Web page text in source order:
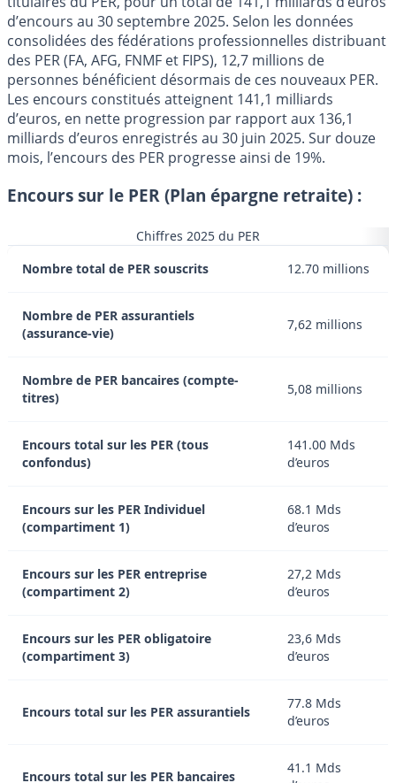
d’encours au 30 septembre 2025. Selon les données
consolidées des fédérations professionnelles distribuant
des PER (FA, AFG, FNMF et FIPS), 12,7 millions de
personnes bénéficient désormais de ces nouveaux PER.
Les encours constitués atteignent 141,1 milliards
d’euros, en nette progression par rapport aux 136,1
milliards d’euros enregistrés au 30 juin 2025. Sur douze
mois, l’encours des PER progresse ainsi de 19%.
Encours sur le PER (Plan épargne retraite) :
Chiffres 2025 du PER
Nombre total de PER souscrits
12.70 millions
Nombre de PER assurantiels
(assurance-vie)
7,62 millions
Nombre de PER bancaires (compte-
titres)
5,08 millions
Encours total sur les PER (tous
confondus)
141.00 Mds
d’euros
Encours sur les PER Individuel
(compartiment 1)
68.1 Mds
d’euros
Encours sur les PER entreprise
(compartiment 2)
27,2 Mds
d’euros
Encours sur les PER obligatoire
(compartiment 3)
23,6 Mds
d’euros
Encours total sur les PER assurantiels
77.8 Mds
d’euros
Encours total sur les PER bancaires
41.1 Mds